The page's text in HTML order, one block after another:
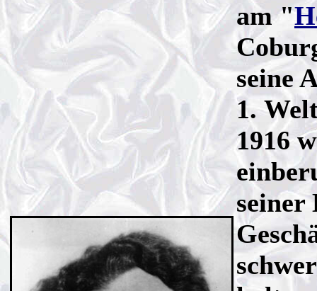
am "
seine
1.
1916
seiner